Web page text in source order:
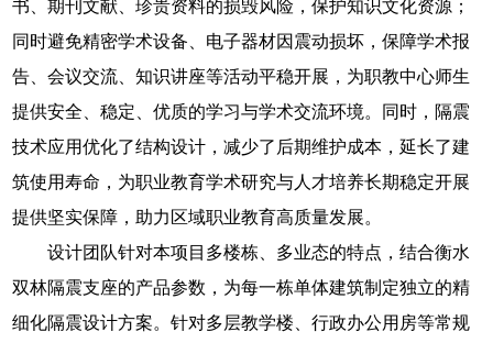
书、期刊文献、珍贵资料的损毁风险，保护知识文化资源；
同时避免精密学术设备、电子器材因震动损坏，保障学术报
告、会议交流、知识讲座等活动平稳开展，为职教中心师生
提供安全、稳定、优质的学习与学术交流环境。同时，隔震
技术应用优化了结构设计，减少了后期维护成本，延长了建
筑使用寿命，为职业教育学术研究与人才培养长期稳定开展
提供坚实保障，助力区域职业教育高质量发展。
设计团队针对本项目多楼栋、多业态的特点，结合衡水
双林隔震支座的产品参数，为每一栋单体建筑制定独立的精
细化隔震设计方案。针对多层教学楼、行政办公用房等常规